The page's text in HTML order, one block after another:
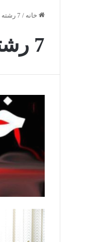
خانه / 7 رشته جدید
7 رشته جدید